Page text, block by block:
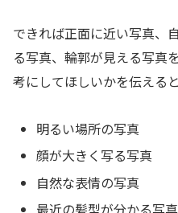
できれば正面に近い写真、
る写真、輪郭が見える写真
考にしてほしいかを伝える
明るい場所の写真
顔が大きく写る写真
自然な表情の写真
最近の髪型が分かる写真